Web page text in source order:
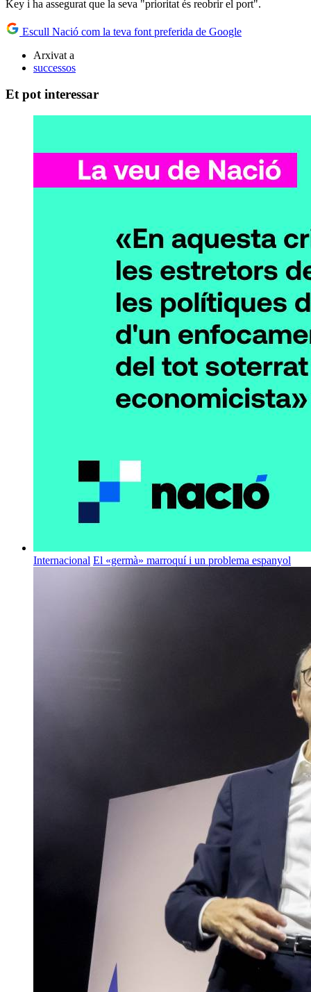
Key i ha assegurat que la seva "prioritat és reobrir el port".
Escull Nació com la teva font preferida de Google
Arxivat a
successos
Et pot interessar
Internacional El «germà» marroquí i un problema espanyol